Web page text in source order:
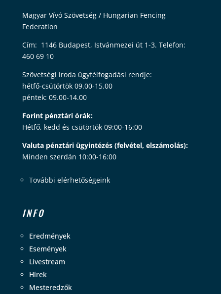
Magyar Vívó Szövetség / Hungarian Fencing
Federation
Cím: 1146 Budapest, Istvánmezei út 1-3. Telefon:
460 69 10
Szövetségi iroda ügyfélfogadási rendje:
hétfő-csütörtök 09.00-15.00
péntek: 09.00-14.00
Forint pénztári órák:
Hétfő, kedd és csütörtök 09:00-16:00
Valuta pénztári ügyintézés (felvétel, elszámolás):
Minden szerdán 10:00-16:00
További elérhetőségeink
INFO
Eredmények
Események
Livestream
Hírek
Mesteredzők